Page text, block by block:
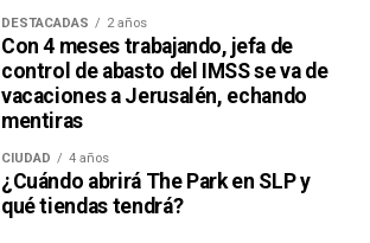
DESTACADAS 2 años
Con 4 meses trabajando, jefa de
control de abasto del IMSS se va de
vacaciones a Jerusalén, echando
mentiras
CIUDAD 4 años
¿Cuándo abrirá The Park en SLP y
qué tiendas tendrá?